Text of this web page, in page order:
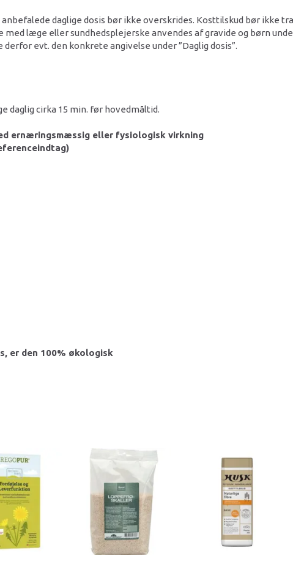
daglige dosis bør ikke overskrides. Kosttilskud bør ikke
læge eller sundhedsplejerske anvendes af gravide og børn
evt. den konkrete angivelse under ”Daglig dosis”.
daglig cirka 15 min. før hovedmåltid.
ernæringsmæssig eller fysiologisk virkning
er den 100% økologisk